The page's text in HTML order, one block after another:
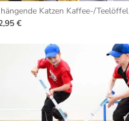
Katzen Kaffee-/Teelöffel
€